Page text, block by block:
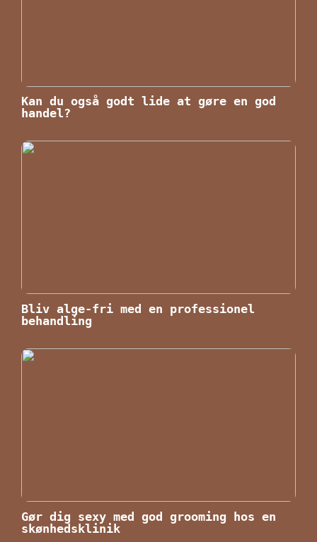
Kan du også godt lide at gøre en god
handel?
Bliv alge-fri med en professionel
behandling
Gør dig sexy med god grooming hos en
skønhedsklinik